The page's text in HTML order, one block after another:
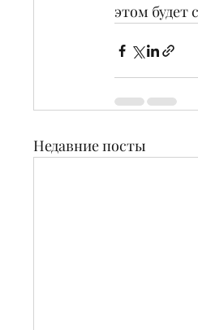
этом будет
Недавние посты